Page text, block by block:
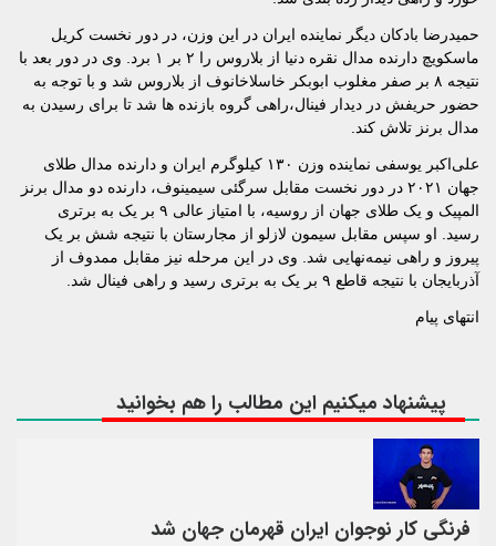
حمیدرضا بادکان دیگر نماینده ایران در این وزن، در دور نخست کریل
ماسکویچ دارنده مدال نقره دنیا از بلاروس را ۲ بر ۱ برد. وی در دور بعد با
نتیجه ۸ بر صفر مغلوب ابوبکر خاسلاخانوف از بلاروس شد و با توجه به
حضور حریفش در دیدار فینال،‌راهی گروه بازنده ها شد تا برای رسیدن به
مدال برنز تلاش کند.
علی‌اکبر یوسفی نماینده وزن ۱۳۰ کیلوگرم ایران و دارنده مدال طلای
جهان ۲۰۲۱ در دور نخست مقابل سرگئی سیمینوف، دارنده دو مدال برنز
المپیک و یک طلای جهان از روسیه، با امتیاز عالی ۹ بر یک به برتری
رسید. او سپس مقابل سیمون لازلو از مجارستان با نتیجه شش بر یک
پیروز و راهی نیمه‌نهایی شد. وی در این مرحله نیز مقابل ممدوف از
آذربایجان با نتیجه قاطع ۹ بر یک به برتری رسید و راهی فینال شد.
انتهای پیام
پیشنهاد میکنیم این مطالب را هم بخوانید
فرنگی کار نوجوان ایران قهرمان جهان شد